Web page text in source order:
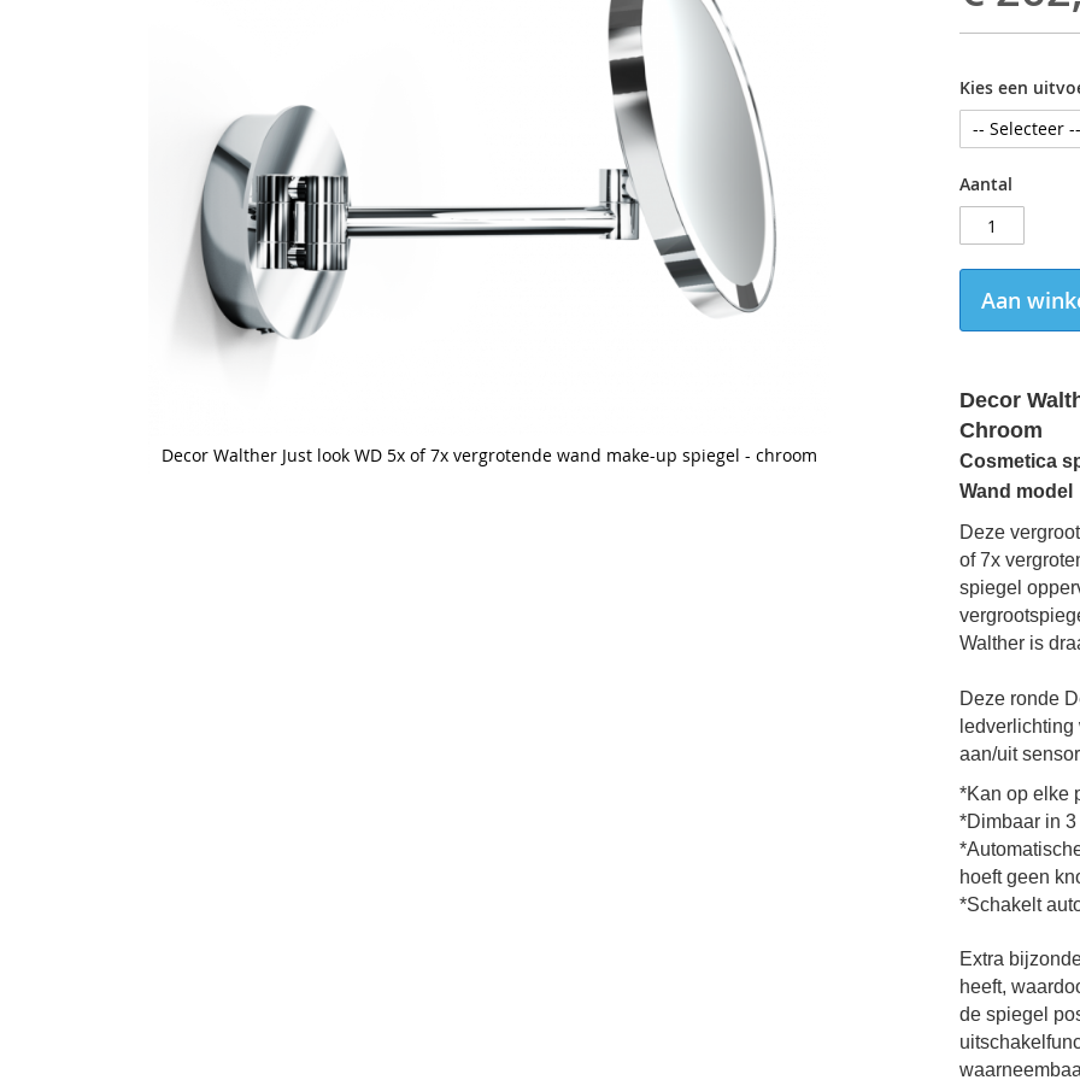
Kies een
Aantal
Aan
Decor
Chroom
Cosmetica
Wand model
Deze
of 7x
spiegel
Walther is
Deze ronde
aan/uit
*Kan op elke
*Dimbaar in
hoeft geen
*Schakelt
Extra
heeft,
de spiegel
Decor Walther Just look WD 5x of 7x vergrotende wand make-up spiegel - chroom